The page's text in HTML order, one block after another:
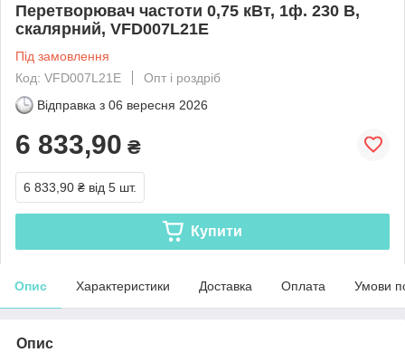
Перетворювач частоти 0,75 кВт, 1ф. 230 В,
скалярний, VFD007L21E
Під замовлення
Код: VFD007L21E
Опт і роздріб
Відправка з 06 вересня 2026
6 833,90 ₴
6 833,90 ₴ від 5 шт.
Купити
Опис Характеристики Доставка Оплата Умови
Опис